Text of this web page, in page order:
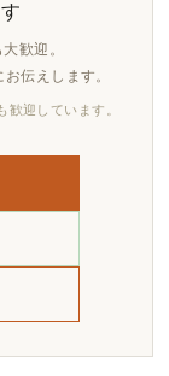
歓迎。
伝えします。
迎しています。